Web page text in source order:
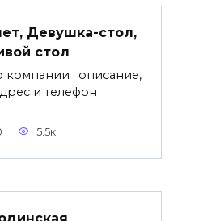
Девушка-стол,
стол
: описание,
и телефон
5.5к.